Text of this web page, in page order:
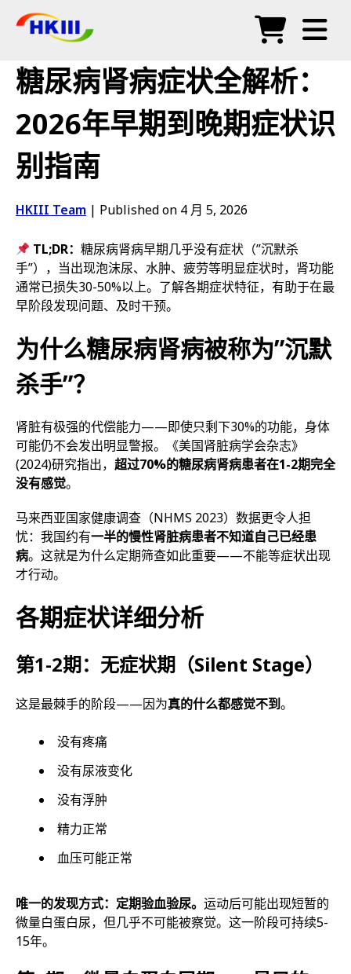
常见问题
博客
商店
糖尿病肾病症状全解析：
2026年早期到晚期症状识
别指南
HKIII Team | Published on 4 月 5, 2026
TL;DR：糖尿病肾病早期几乎没有症状（”沉默杀
手”），当出现泡沫尿、水肿、疲劳等明显症状时，肾功能
通常已损失30-50%以上。了解各期症状特征，有助于在最
早阶段发现问题、及时干预。
为什么糖尿病肾病被称为”沉默
杀手”？
肾脏有极强的代偿能力——即使只剩下30%的功能，身体
可能仍不会发出明显警报。《美国肾脏病学会杂志》
(2024)研究指出， 超过70%的糖尿病肾病患者在1-2期完全
没有感觉。
马来西亚国家健康调查（NHMS 2023）数据更令人担
忧：我国约有一半的慢性肾脏病患者不知道自己已经患
病。这就是为什么定期筛查如此重要——不能等症状出现
才行动。
各期症状详细分析
第1-2期：无症状期（Silent Stage）
这是最棘手的阶段——因为真的什么都感觉不到。
没有疼痛
没有尿液变化
没有浮肿
精力正常
血压可能正常
唯一的发现方式：定期验血验尿。 运动后可能出现短暂的
微量白蛋白尿，但几乎不可能被察觉。这一阶段可持续5-
15年。